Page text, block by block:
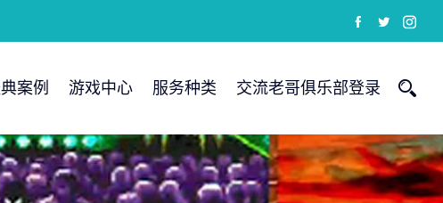
案例 游戏中心 服务种类 交流老哥俱乐部登录